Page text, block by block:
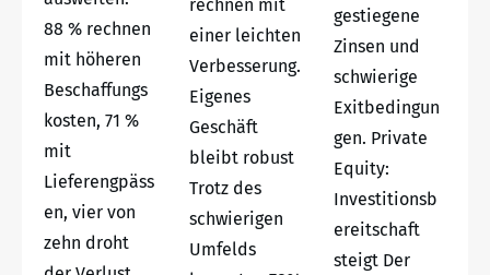
88 % rechnen
mit höheren
Beschaffungs
kosten, 71 %
mit
Lieferengpäss
en, vier von
zehn droht
rechnen mit
einer leichten
Verbesserung.
Eigenes
Geschäft
bleibt robust
Trotz des
schwierigen
Umfelds
gestiegene
Zinsen und
schwierige
Exitbedingun
gen. Private
Equity:
Investitionsb
ereitschaft
steigt Der